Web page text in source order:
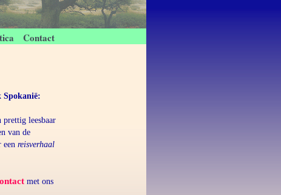
Contact
Spokanië:
prettig leesbaar
van de
een reisverhaal
met ons